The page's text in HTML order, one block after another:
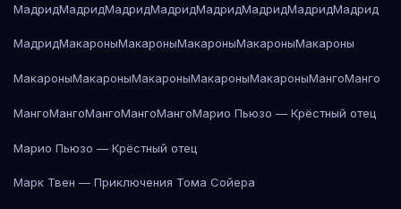
МадридМадридМадридМадридМадридМадридМадридМадрид
МадридМакароныМакароныМакароныМакароныМакароны
МакароныМакароныМакароныМакароныМакароныМангоМанго
МангоМангоМангоМангоМангоМарио Пьюзо — Крёстный отец
Марио Пьюзо — Крёстный отец
Марк Твен — Приключения Тома Сойера